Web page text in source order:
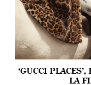
‘GUCCI
LA